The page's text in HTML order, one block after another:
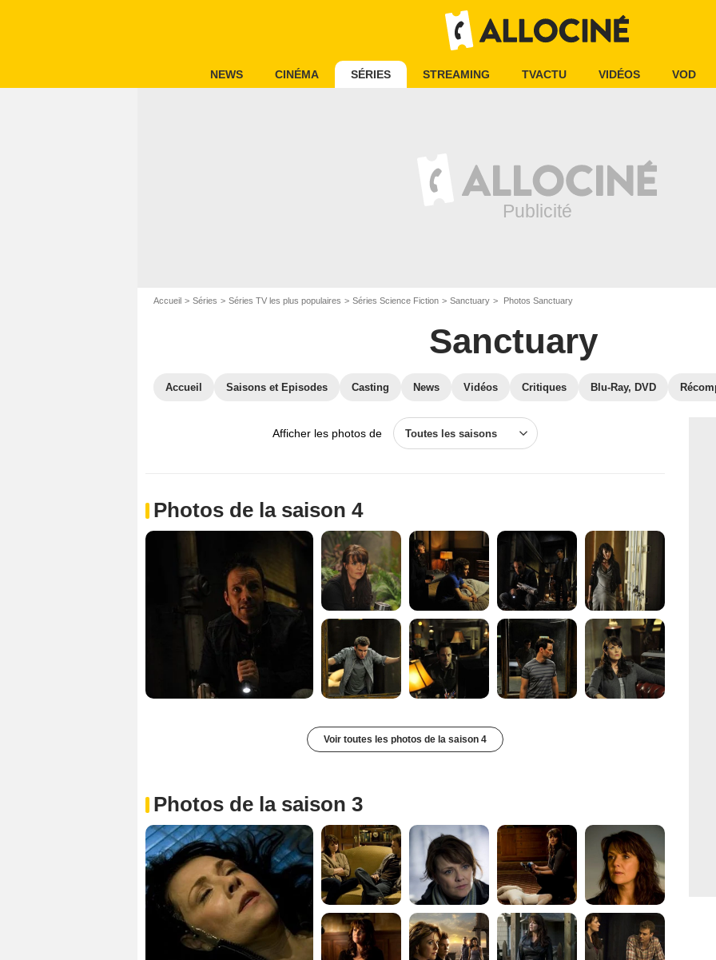
NEWS CINÉMA SÉRIES STREAMING TVACTU VIDÉOS VOD
Accueil Séries Séries TV les plus populaires Séries Science Fiction Sanctuary Photos Sanctuary
Sanctuary
Accueil Saisons et Episodes Casting News Vidéos Critiques Blu-Ray, DVD
Afficher les photos de Toutes les saisons
Photos de la saison 4
Voir toutes les photos de la saison 4
Photos de la saison 3